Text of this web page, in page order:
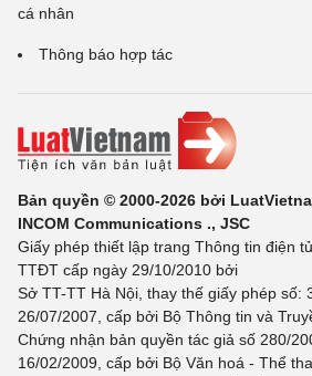
cá nhân
Thông báo hợp tác
Bản quyền © 2000-2026 bởi
INCOM Communications ., JSC
Giấy phép thiết lập trang Thông tin điện
TTĐT cấp ngày 29/10/2010 bởi
Sở TT-TT Hà Nội, thay thế giấy phép số:
26/07/2007, cấp bởi Bộ Thông tin và
Chứng nhận bản quyền tác giả số 280/
16/02/2009, cấp bởi Bộ Văn hoá - Thể